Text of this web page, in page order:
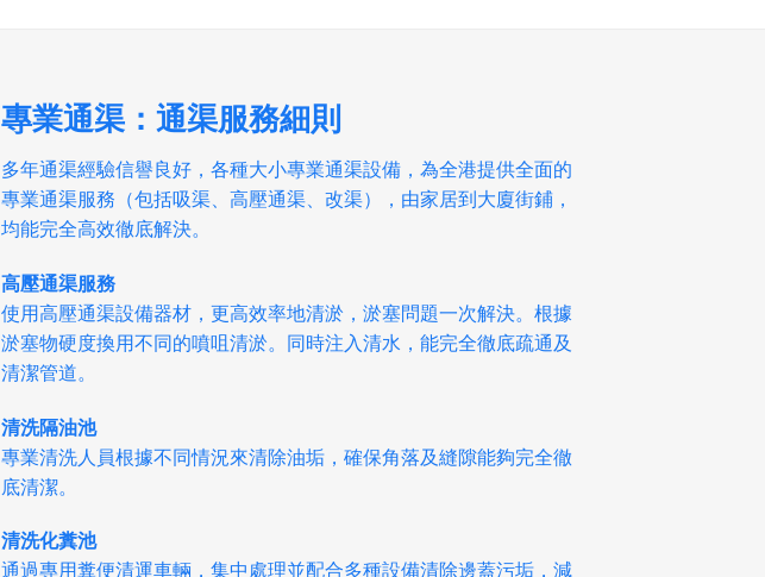
專業通渠：通渠服務細則
多年通渠經驗信譽良好，各種大小專業通渠設備，為全港提供全面的
專業通渠服務（包括吸渠、高壓通渠、改渠），由家居到大廈街鋪，
均能完全高效徹底解決。
高壓通渠服務
使用高壓通渠設備器材，更高效率地清淤，淤塞問題一次解決。根據
淤塞物硬度換用不同的噴咀清淤。同時注入清水，能完全徹底疏通及
清潔管道。
清洗隔油池
專業清洗人員根據不同情況來清除油垢，確保角落及縫隙能夠完全徹
底清潔。
清洗化糞池
通過專用糞便清運車輛，集中處理並配合多種設備清除邊蓋污垢，減